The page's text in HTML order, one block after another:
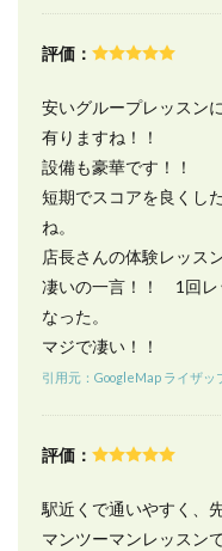
10
プゴ
ルフ
千葉
店に
千葉
駅か
ら徒
歩で
の行
き
方・
アク
セス
ザッ
ルフ
千葉
店近
評価：
安いグループレッスン
有りますね！！
設備も豪華です！！
短期でスコアを良くし
ね。
店長さんの体験レッス
凄いの一言！！ 1回レ
なった。
マジで凄い！！
引用元：GoogleMap ライザッ
評価：
駅近くで通いやすく、
マンツーマンレッスン